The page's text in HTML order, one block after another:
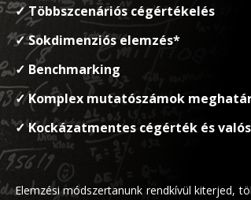
✓ Többszcenáriós cégértékelés
✓ Sokdimenziós elemzés*
✓ Benchmarking
✓ Komplex mutatószámok
✓ Kockázatmentes cégérték és
Elemzési módszertanunk rendkívül kiterjed,